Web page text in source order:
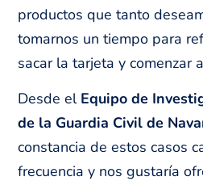
productos que tanto
tomarnos un tiempo para
sacar la tarjeta y comenzar
Desde el Equipo de
de la Guardia Civil de
constancia de estos casos
frecuencia y nos gustaría